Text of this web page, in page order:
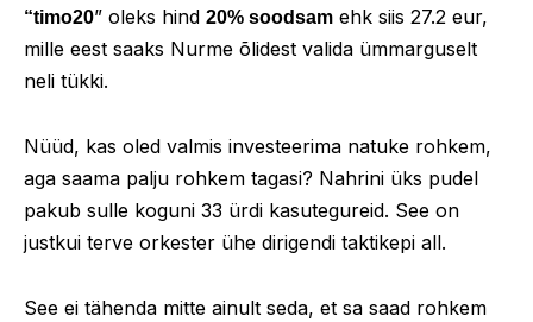
“timo20” oleks hind 20% soodsam ehk siis 27.2 eur,
mille eest saaks Nurme õlidest valida ümmarguselt
neli tükki.
Nüüd, kas oled valmis investeerima natuke rohkem,
aga saama palju rohkem tagasi? Nahrini üks pudel
pakub sulle koguni 33 ürdi kasutegureid. See on
justkui terve orkester ühe dirigendi taktikepi all.
See ei tähenda mitte ainult seda, et sa saad rohkem